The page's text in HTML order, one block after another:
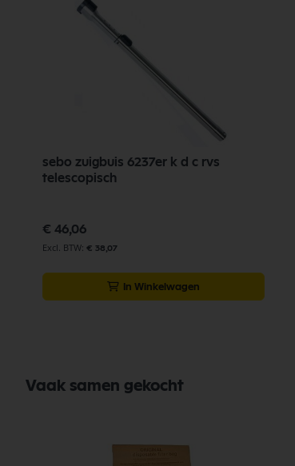
sebo zuigbuis 6237er k d c rvs
telescopisch
€ 46,06
€ 38,07
In Winkelwagen
Vaak samen gekocht